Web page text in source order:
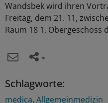
Wandsbek wird ihren
Freitag, dem 21. 11,
Raum 18 1. Obergeschoss
Schlagworte:
medica Allgemeinmedizin